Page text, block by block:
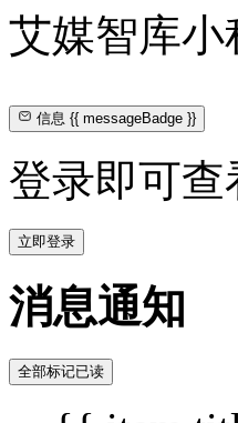
艾媒智库小
信息{{ messageBadge }}
登录即可查
立即登录
消息通知
全部标记已读